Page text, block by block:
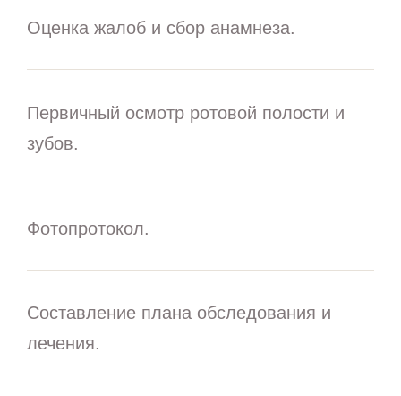
Оценка жалоб и сбор анамнеза.
Первичный осмотр ротовой полости и
зубов.
Фотопротокол.
Составление плана обследования и
лечения.